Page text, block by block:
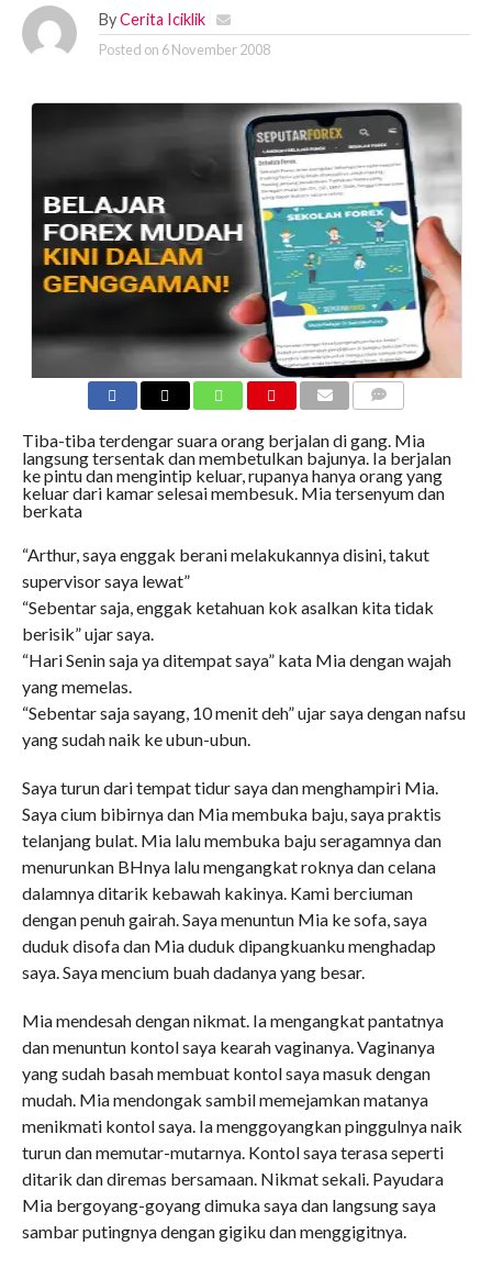
By Cerita Iciklik
Posted on 6 November 2008
Tiba-tiba terdengar suara orang berjalan di gang. Mia
langsung tersentak dan membetulkan bajunya. Ia berjalan
ke pintu dan mengintip keluar, rupanya hanya orang yang
keluar dari kamar selesai membesuk. Mia tersenyum dan
berkata
“Arthur, saya enggak berani melakukannya disini, takut
supervisor saya lewat”
“Sebentar saja, enggak ketahuan kok asalkan kita tidak
berisik” ujar saya.
“Hari Senin saja ya ditempat saya” kata Mia dengan wajah
yang memelas.
“Sebentar saja sayang, 10 menit deh” ujar saya dengan nafsu
yang sudah naik ke ubun-ubun.
Saya turun dari tempat tidur saya dan menghampiri Mia.
Saya cium bibirnya dan Mia membuka baju, saya praktis
telanjang bulat. Mia lalu membuka baju seragamnya dan
menurunkan BHnya lalu mengangkat roknya dan celana
dalamnya ditarik kebawah kakinya. Kami berciuman
dengan penuh gairah. Saya menuntun Mia ke sofa, saya
duduk disofa dan Mia duduk dipangkuanku menghadap
saya. Saya mencium buah dadanya yang besar.
Mia mendesah dengan nikmat. Ia mengangkat pantatnya
dan menuntun kontol saya kearah vaginanya. Vaginanya
yang sudah basah membuat kontol saya masuk dengan
mudah. Mia mendongak sambil memejamkan matanya
menikmati kontol saya. Ia menggoyangkan pinggulnya naik
turun dan memutar-mutarnya. Kontol saya terasa seperti
ditarik dan diremas bersamaan. Nikmat sekali. Payudara
Mia bergoyang-goyang dimuka saya dan langsung saya
sambar putingnya dengan gigiku dan menggigitnya.